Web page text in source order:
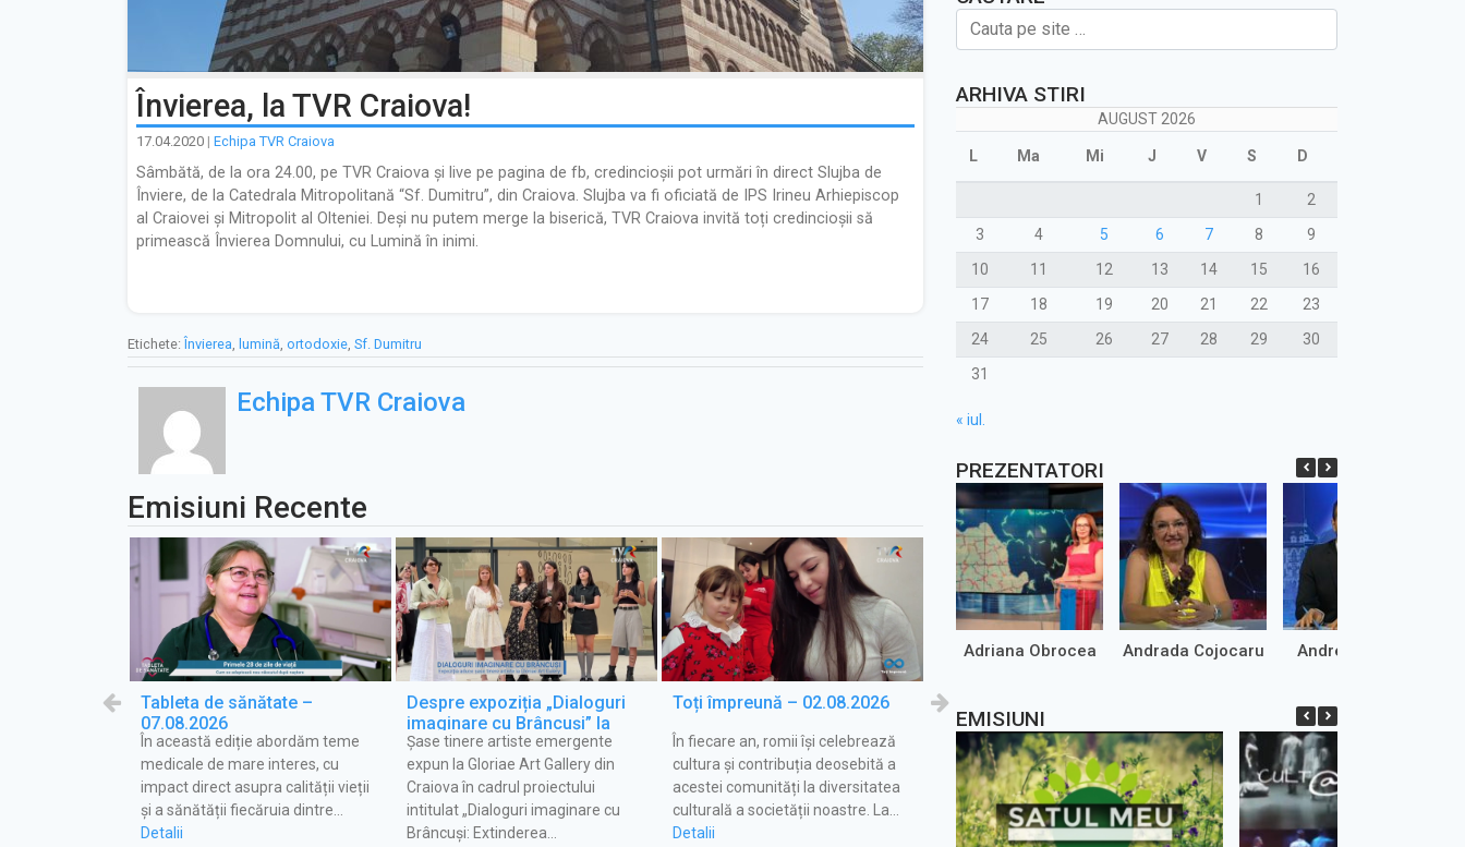
Învierea, la TVR Craiova!
17.04.2020 | Echipa TVR Craiova
Sâmbătă, de la ora 24.00, pe TVR Craiova și live pe pagina de fb, credincioșii pot urmări în direct Slujba de
Înviere, de la Catedrala Mitropolitană “Sf. Dumitru”, din Craiova. Slujba va fi oficiată de IPS Irineu Arhiepiscop
al Craiovei și Mitropolit al Olteniei. Deși nu putem merge la biserică, TVR Craiova invită toți credincioșii să
primească Învierea Domnului, cu Lumină în inimi.
Etichete:Învierea lumină ortodoxie Sf. Dumitru
Echipa TVR Craiova
Emisiuni Recente
Tableta de sănătate –
07.08.2026
În această ediție abordăm teme
medicale de mare interes, cu
impact direct asupra calității vieții
și a sănătății fiecăruia dintre…
Detalii
Despre expoziția „Dialoguri
imaginare cu Brâncuși” la
emisiunea Vara pentru voi
Șase tinere artiste emergente
expun la Gloriae Art Gallery din
Craiova în cadrul proiectului
intitulat „Dialoguri imaginare cu
Brâncuși: Extinderea…
Toți împreună – 02.08.2026
În fiecare an, romii își celebrează
cultura și contribuția deosebită a
acestei comunități la diversitatea
culturală a societății noastre. La…
Detalii
Satul meu – 02.08.2026
Patricia Blăgniceanu este o tânără
cu doctorat în horticultură care
cultivă Luffa, plantă mai
cunoscută ca burete natural, decât
ca…
Toți împreună – 19.07.2026
Despre cum au marcat catolicii din
Oltenia sărbătoarea Sfântului
Anton vom afla la rubrica
"Diversitate religioasă". Italieni,
germani, polonezi, alături…
ARHIVA STIRI
AUGUST 2026
L Ma Mi J V S D
1
2
3
4 5 6 7 8
9
10
11 12 13 14 15
16
17
18 19 20 21 22
23
24
25 26 27 28 29
30
31
« iul.
PREZENTATORI
Adriana Obrocea Andrada Cojocaru Andrei Marinaș
EMISIUNI